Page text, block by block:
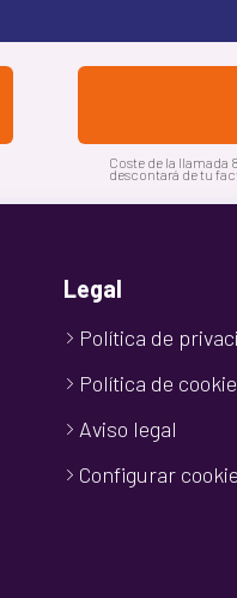
Coste de la llamada
descontará de tu
Legal
Política de
Política de
Aviso legal
Configurar